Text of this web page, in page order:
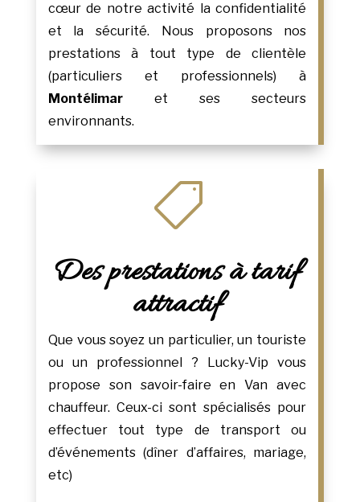
cœur de notre activité la confidentialité
et la sécurité. Nous proposons nos
prestations à tout type de clientèle
(particuliers et professionnels) à
Montélimaret ses secteurs
environnants.

Des prestations à tarif
attractif
Que vous soyez un particulier, un touriste
ou un professionnel ? Lucky-Vip vous
propose son savoir-faire en Van avec
chauffeur. Ceux-ci sont spécialisés pour
effectuer tout type de transport ou
d’événements (dîner d’affaires, mariage,
etc)